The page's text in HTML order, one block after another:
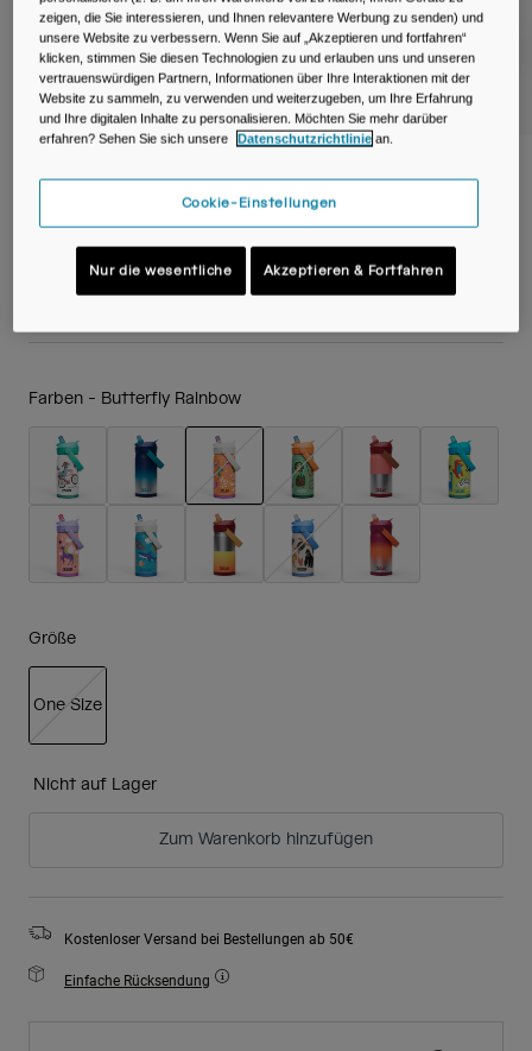
Zubehör
Alle kaufen
Thrive™ Flip Straw Kids 350ml Flasche,
isolierter Edelstahl
Artikelnr.38170-C93-OS
34,00 €
Farben - Butterfly Rainbow
ausgewählt
Größe
One Size
Nicht auf Lager
Zum Warenkorb hinzufügen
Kostenloser Versand bei Bestellungen ab 50€
Einfache Rücksendung
zeigen, die Sie interessieren, und Ihnen relevantere Werbung zu senden) und
unsere Website zu verbessern. Wenn Sie auf „Akzeptieren und fortfahren“
klicken, stimmen Sie diesen Technologien zu und erlauben uns und unseren
vertrauenswürdigen Partnern, Informationen über Ihre Interaktionen mit der
Website zu sammeln, zu verwenden und weiterzugeben, um Ihre Erfahrung
und Ihre digitalen Inhalte zu personalisieren. Möchten Sie mehr darüber
erfahren? Sehen Sie sich unsere
Datenschutzrichtlinie an.
Cookie-Einstellungen
Nur die wesentliche Akzeptieren & Fortfahren